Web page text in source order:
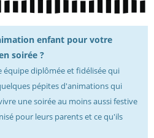
enfant pour votre
soirée ?
équipe diplômée et fidélisée qui
pépites d'animations qui
une soirée au moins aussi festive
pour leurs parents et ce qu'ils